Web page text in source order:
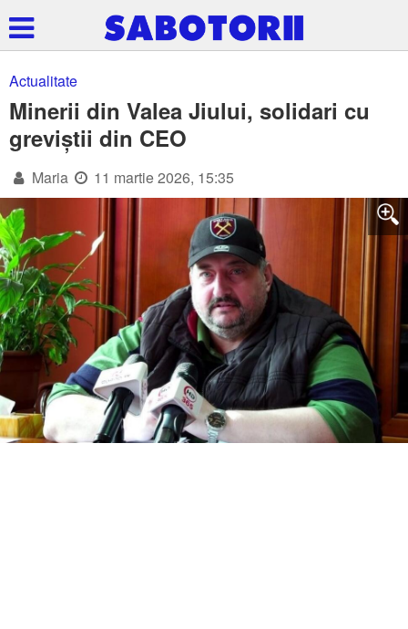
Actualitate
Minerii din Valea Jiului, solidari cu
greviștii din CEO
Maria 11 martie 2026, 15:35